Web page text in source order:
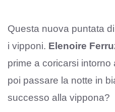
Questa nuova puntata
i vipponi. Elenoire
prime a coricarsi intorno
poi passare la notte in
successo alla vippona?